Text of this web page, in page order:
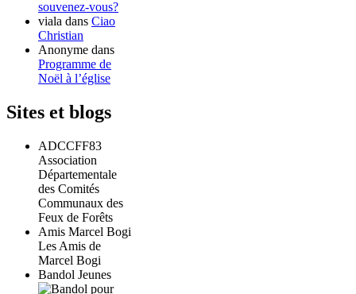
souvenez-vous?
viala dans Ciao
Christian
Anonyme dans
Programme de
Noël à l’église
Sites et blogs
ADCCFF83
Association
Départementale
des Comités
Communaux des
Feux de Forêts
Amis Marcel Bogi
Les Amis de
Marcel Bogi
Bandol Jeunes